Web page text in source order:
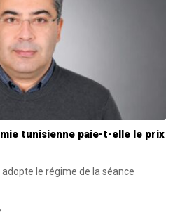
tunisienne paie-t-elle le prix
le régime de la séance